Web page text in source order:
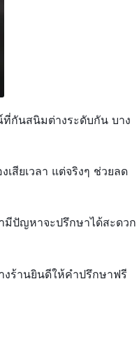
กันสนิมต่างระดับกัน บาง
เสียเวลา แต่จริงๆ ช่วยลด
มีปัญหาจะปรึกษาได้สะดวก
งร้านยินดีให้คำปรึกษาฟรี